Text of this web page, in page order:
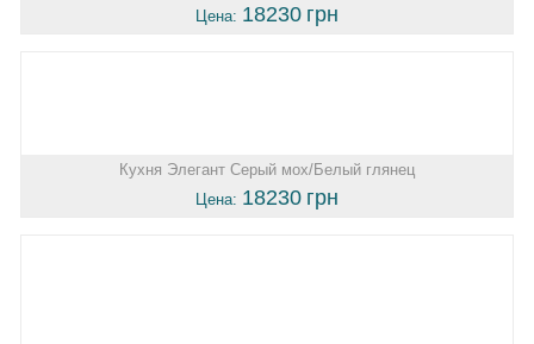
Цена: 18230 грн
Кухня Элегант Серый мох/Белый глянец
Цена: 18230 грн